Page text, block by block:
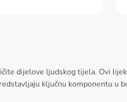
dijelove ljudskog tijela. Ovi
ključnu komponentu u